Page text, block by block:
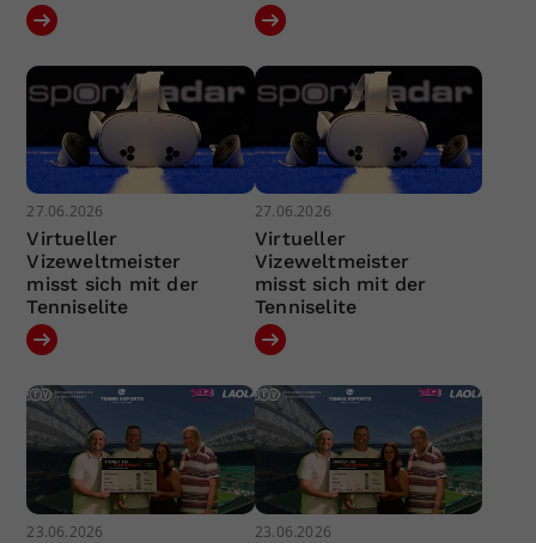
27.06.2026
Virtueller
Vizeweltmeister
misst sich mit der
Tenniselite
27.06.2026
Virtueller
Vizeweltmeister
misst sich mit der
Tenniselite
23.06.2026 23.06.2026